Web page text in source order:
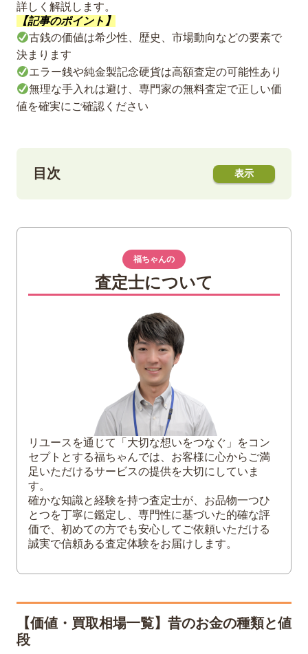
詳しく解説します。
【記事のポイント】
古銭の価値は希少性、歴史、市場動向などの要素で
決まります
エラー銭や純金製記念硬貨は高額査定の可能性あり
無理な手入れは避け、専門家の無料査定で正しい価
値を確実にご確認ください
目次
江戸時代の古銭（大判・小判・穴銭な
明治以降の近代銭（金貨・銀貨など）
記念硬貨（天皇御在位・オリンピックな
エラー銭（穴なし・刻印ズレなど）
海外の古銭（中国古銭など）
昔のお金の価値は何で決まる？査定の重要
3
昔のお金を高く売るための3つのコツと最適
な売却方法
付属品と一緒に査定に出す
実績豊富な買取専門業者に依頼する
4
昔のお金の価値が気になったらまずは無料
福ちゃんの
査定士について
リユースを通じて「大切な想いをつなぐ」をコン
セプトとする福ちゃんでは、お客様に心からご満
足いただけるサービスの提供を大切にしていま
す。
確かな知識と経験を持つ査定士が、お品物一つひ
とつを丁寧に鑑定し、専門性に基づいた的確な評
価で、初めての方でも安心してご依頼いただける
誠実で信頼ある査定体験をお届けします。
【価値・買取相場一覧】昔のお金の種類と値
段